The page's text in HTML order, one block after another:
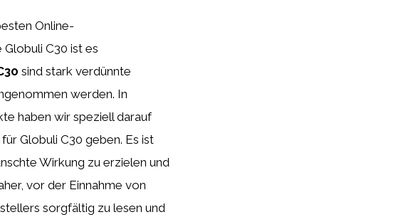
Online-
C30 ist es
sind stark verdünnte
werden. In
haben wir speziell darauf
Globuli C30 geben. Es ist
Wirkung zu erzielen und
vor der Einnahme von
sorgfältig zu lesen und